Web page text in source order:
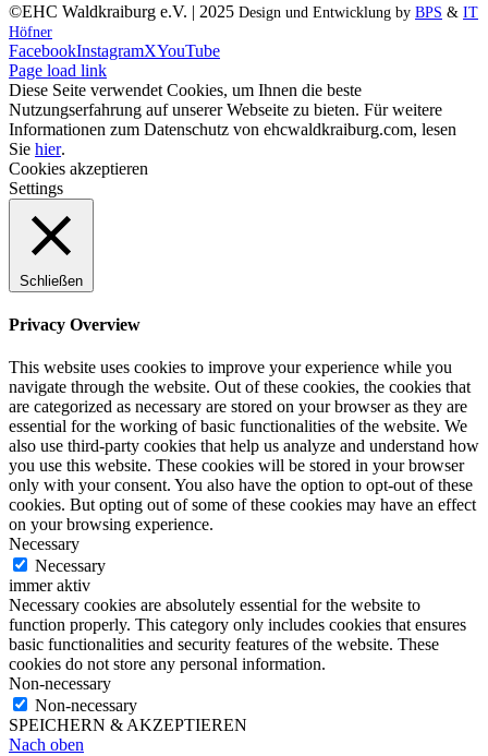
©EHC Waldkraiburg e.V. | 2025 Design und Entwicklung by BPS & IT
Höfner
FacebookInstagramXYouTube
Page load link
Diese Seite verwendet Cookies, um Ihnen die beste
Nutzungserfahrung auf unserer Webseite zu bieten. Für weitere
Informationen zum Datenschutz von ehcwaldkraiburg.com, lesen
Sie hier.
Cookies akzeptieren
Settings
Schließen
Privacy Overview
This website uses cookies to improve your experience while you
navigate through the website. Out of these cookies, the cookies that
are categorized as necessary are stored on your browser as they are
essential for the working of basic functionalities of the website. We
also use third-party cookies that help us analyze and understand how
you use this website. These cookies will be stored in your browser
only with your consent. You also have the option to opt-out of these
cookies. But opting out of some of these cookies may have an effect
on your browsing experience.
Necessary
Necessary
immer aktiv
Necessary cookies are absolutely essential for the website to
function properly. This category only includes cookies that ensures
basic functionalities and security features of the website. These
cookies do not store any personal information.
Non-necessary
Non-necessary
SPEICHERN & AKZEPTIEREN
Nach oben